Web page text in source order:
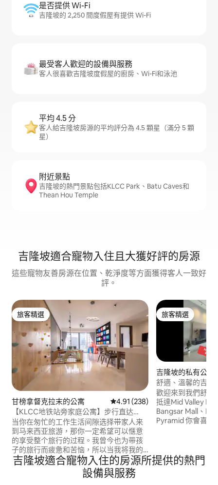
是否提供 Wi-Fi
吉隆坡的 2,250 間度假屋有提供 Wi-Fi
最受客人歡迎的設備與服務
客人很喜歡吉隆坡度假屋的廚房、Wi-Fi和泳池
平均 4.5 分
客人給吉隆坡房源的平均評分為 4.5 顆星（滿分 5 顆
星）
附近景點
吉隆坡的熱門景點包括KLCC Park、Batu Caves和
Thean Hou Temple
吉隆坡適合寵物入住且大獲好評的房源
這些寵物友善房源在位置、乾淨度等方面獲得客人一致好
評。
旅客精選
旅客精選
甘榜拿督克拉末的公寓 從 238 則評價中獲得 4.91 的平
4.91 (238)
【KLCC地铁站旁家庭公寓】步行直达
KLCC，地铁3分钟，配攀岩墙、巨幕投
影、婴儿床及RO直饮水
当你在匆忙的工作生活间隙选择带家人来
到马来西亚旅游，那你一定希望可以惬意
的享受整个旅行的过程。我曾今也为带孩
子的旅行而疲惫和苦恼，所以当我将我的
房子出租时我将我能想到的一切提供给带
孩子出游的家庭。我们在客厅里设置了整
面墙的投影幕布，并且在旁边安排了简易
旅客精選
旅客精選
吉隆坡的私有公寓
舒適、溫馨的吉隆
塔和118景觀，3房
歡迎來到我們舒
抵達Mid Valley
Bangsar Mall、
Pyramid 你會喜歡🏠的設備與服務： 明亮
KL Sentral 10 分
里爾球場和武吉加
吉隆坡適合寵物入住的房源所提供的熱門
設備與服務